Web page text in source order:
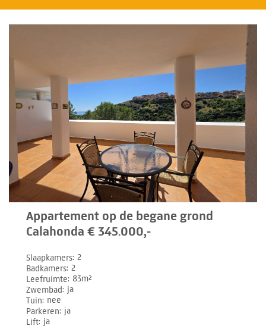
Appartement op de begane grond
Calahonda € 345.000,-
Slaapkamers 2
Badkamers 2
Leefruimte 83m²
Zwembad ja
Tuin nee
Parkeren ja
Lift ja